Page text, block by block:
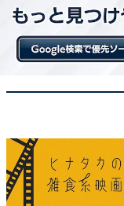
Apple iPhone 17
用した6.3インチ
ルフィーを一段と
ントカメラ、向上
ー；ブラック